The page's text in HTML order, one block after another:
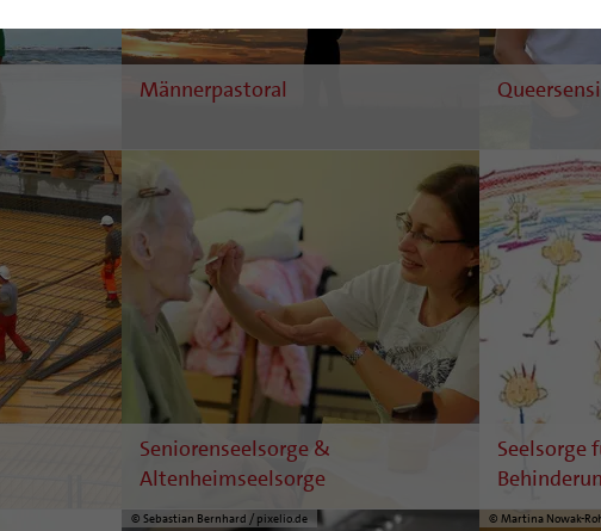
Männerpastoral
Seniorenseelsorge &
Altenheimseelsorge
Seelsorge
© Sebastian Bernhard / pixelio.de © Martina Nowak-